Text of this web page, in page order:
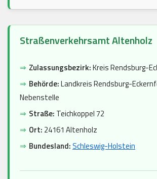
Straßenverkehrsamt Altenholz
⇒ Zulassungsbezirk:Kreis Rendsburg-
⇒ Behörde:Landkreis Rendsburg-
Nebenstelle
⇒ Straße: Teichkoppel 72
⇒ Ort: 24161 Altenholz
⇒ Bundesland:Schleswig-Holstein